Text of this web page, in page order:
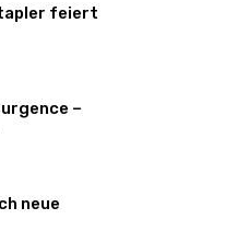
feiert
–
neue